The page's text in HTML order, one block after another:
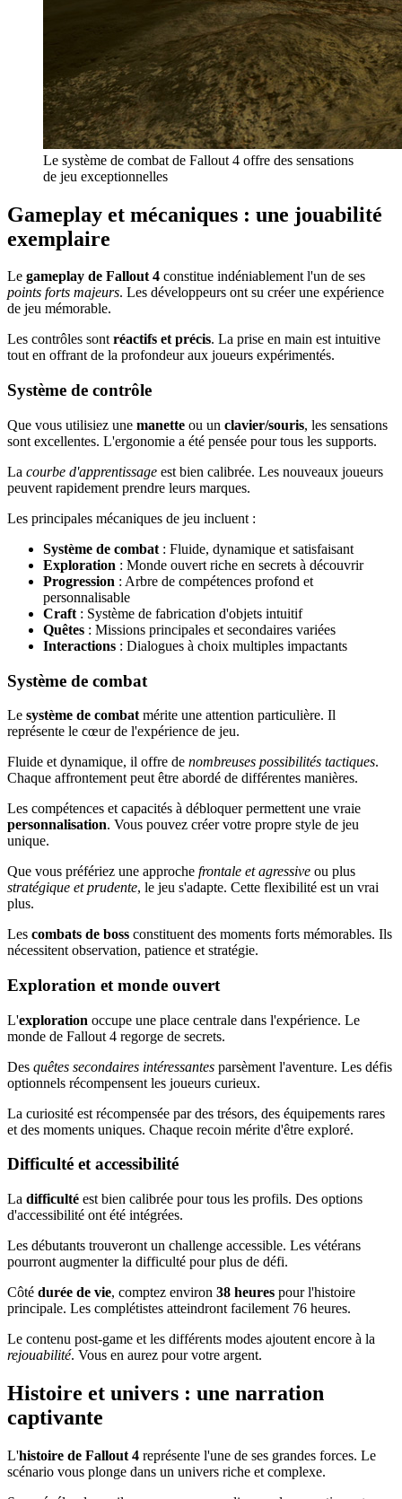
Le système de combat de Fallout 4 offre des sensations
de jeu exceptionnelles
Gameplay et mécaniques : une jouabilité
exemplaire
Le gameplay de Fallout 4 constitue indéniablement l'un de ses
points forts majeurs. Les développeurs ont su créer une expérience
de jeu mémorable.
Les contrôles sontréactifs et précis. La prise en main est intuitive
tout en offrant de la profondeur aux joueurs expérimentés.
Système de contrôle
Que vous utilisiez une manette ou un clavier/souris, les sensations
sont excellentes. L'ergonomie a été pensée pour tous les supports.
La courbe d'apprentissage est bien calibrée. Les nouveaux joueurs
peuvent rapidement prendre leurs marques.
Les principales mécaniques de jeu incluent :
Système de combat : Fluide, dynamique et satisfaisant
Exploration : Monde ouvert riche en secrets à découvrir
Progression : Arbre de compétences profond et
personnalisable
Craft : Système de fabrication d'objets intuitif
Quêtes : Missions principales et secondaires variées
Interactions : Dialogues à choix multiples impactants
Système de combat
Le système de combat mérite une attention particulière. Il
représente le cœur de l'expérience de jeu.
Fluide et dynamique, il offre de nombreuses possibilités tactiques.
Chaque affrontement peut être abordé de différentes manières.
Les compétences et capacités à débloquer permettent une vraie
personnalisation. Vous pouvez créer votre propre style de jeu
unique.
Que vous préfériez une approche frontale et agressive ou plus
stratégique et prudente, le jeu s'adapte. Cette flexibilité est un vrai
plus.
Les combats de boss constituent des moments forts mémorables. Ils
nécessitent observation, patience et stratégie.
Exploration et monde ouvert
L'exploration occupe une place centrale dans l'expérience. Le
monde de Fallout 4 regorge de secrets.
Des quêtes secondaires intéressantes parsèment l'aventure. Les défis
optionnels récompensent les joueurs curieux.
La curiosité est récompensée par des trésors, des équipements rares
et des moments uniques. Chaque recoin mérite d'être exploré.
Difficulté et accessibilité
La difficulté est bien calibrée pour tous les profils. Des options
d'accessibilité ont été intégrées.
Les débutants trouveront un challenge accessible. Les vétérans
pourront augmenter la difficulté pour plus de défi.
Côté durée de vie, comptez environ 38 heures pour l'histoire
principale. Les complétistes atteindront facilement 76 heures.
Le contenu post-game et les différents modes ajoutent encore à la
rejouabilité. Vous en aurez pour votre argent.
Histoire et univers : une narration
captivante
L'histoire de Fallout 4 représente l'une de ses grandes forces. Le
scénario vous plonge dans un univers riche et complexe.